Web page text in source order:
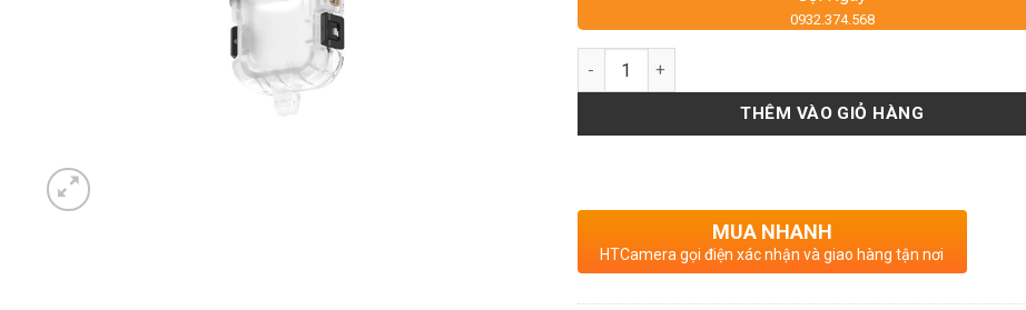
0932.374.568
Số lượng
THÊM VÀO GIỎ HÀNG
MUA NHANH
HTCamera gọi điện xác nhận và giao hàng tận nơi